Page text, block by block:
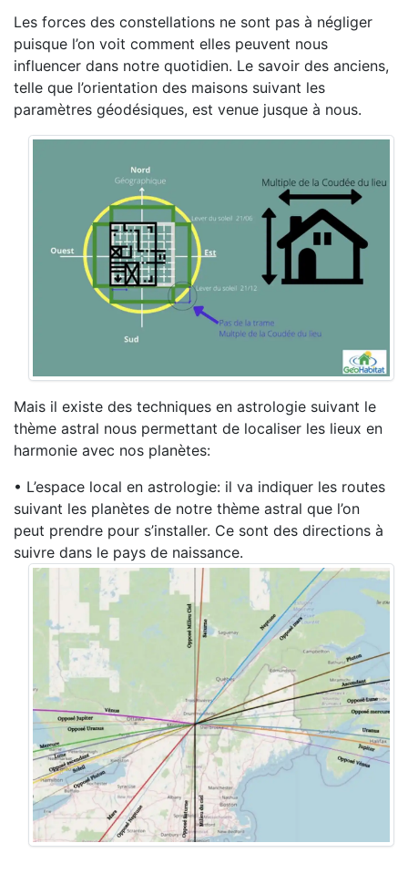
Les forces des constellations ne sont pas à négliger
puisque l’on voit comment elles peuvent nous
influencer dans notre quotidien. Le savoir des anciens,
telle que l’orientation des maisons suivant les
paramètres géodésiques, est venue jusque à nous.
Mais il existe des techniques en astrologie suivant le
thème astral nous permettant de localiser les lieux en
harmonie avec nos planètes:
• L’espace local en astrologie: il va indiquer les routes
suivant les planètes de notre thème astral que l’on
peut prendre pour s’installer. Ce sont des directions à
suivre dans le pays de naissance.